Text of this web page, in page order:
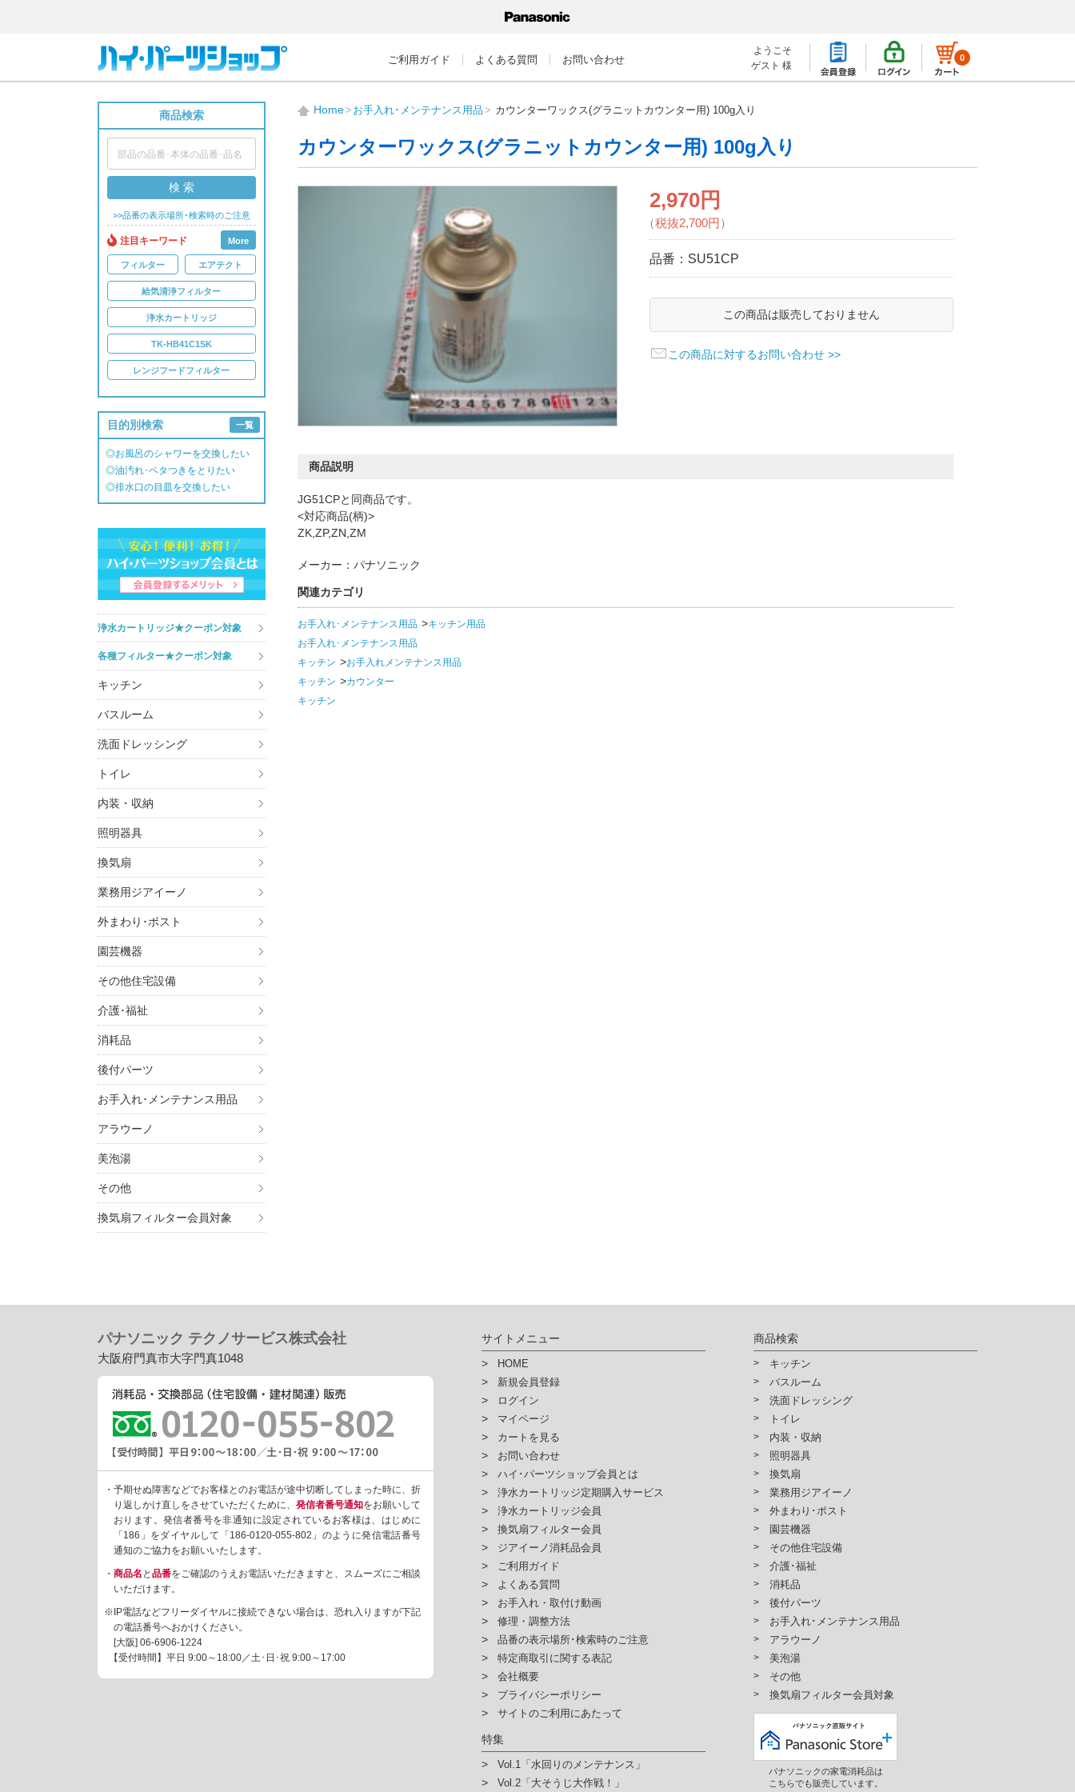
ご利用ガイド よくある質問 お問い合わせ
ようこそ
ゲスト 様
0
商品検索
検 索
>>品番の表示場所･検索時のご注意
注目キーワード More
フィルター エアテクト
給気清浄フィルター
浄水カートリッジ
TK-HB41C1SK
レンジフードフィルター
目的別検索 一覧
◎お風呂のシャワーを交換したい
◎油汚れ･ベタつきをとりたい
◎排水口の目皿を交換したい
浄水カートリッジ★クーポン対象
各種フィルター★クーポン対象
キッチン
バスルーム
洗面ドレッシング
トイレ
内装・収納
照明器具
換気扇
業務用ジアイーノ
外まわり･ポスト
園芸機器
その他住宅設備
介護･福祉
消耗品
後付パーツ
お手入れ･メンテナンス用品
アラウーノ
美泡湯
その他
換気扇フィルター会員対象
Home お手入れ･メンテナンス用品 カウンターワックス(グラニットカウンター用) 100g入り
カウンターワックス(グラニットカウンター用) 100g入り
2,970円
（税抜2,700円）
品番： SU51CP
この商品は販売しておりません
この商品に対するお問い合わせ >>
商品説明
JG51CPと同商品です。
<対応商品(柄)>
ZK,ZP,ZN,ZM
メーカー：パナソニック
関連カテゴリ
お手入れ･メンテナンス用品
キッチン用品
お手入れ･メンテナンス用品
キッチン
お手入れメンテナンス用品
キッチン
カウンター
キッチン
パナソニック テクノサービス株式会社
大阪府門真市大字門真1048
・予期せぬ障害などでお客様とのお電話が途中切断してしまった時に、折
り返しかけ直しをさせていただくために、 発信者番号通知をお願いして
おります。発信者番号を非通知に設定されているお客様は、はじめに
「186」をダイヤルして「186-0120-055-802」のように発信電話番号
通知のご協力をお願いいたします。
・ 商品名 と 品番をご確認のうえお電話いただきますと、スムーズにご相談
いただけます。
※IP電話などフリーダイヤルに接続できない場合は、恐れ入りますが下記
の電話番号へおかけください。
[大阪] 06-6906-1224
【受付時間】平日 9:00～18:00／土･日･祝 9:00～17:00
サイトメニュー
HOME
新規会員登録
ログイン
マイページ
カートを見る
お問い合わせ
ハイ･パーツショップ会員とは
浄水カートリッジ定期購入サービス
浄水カートリッジ会員
換気扇フィルター会員
ジアイーノ消耗品会員
ご利用ガイド
よくある質問
お手入れ・取付け動画
修理・調整方法
品番の表示場所･検索時のご注意
特定商取引に関する表記
会社概要
プライバシーポリシー
サイトのご利用にあたって
特集
Vol.1「水回りのメンテナンス」
Vol.2「大そうじ大作戦！」
商品検索
キッチン
バスルーム
洗面ドレッシング
トイレ
内装・収納
照明器具
換気扇
業務用ジアイーノ
外まわり･ポスト
園芸機器
その他住宅設備
介護･福祉
消耗品
後付パーツ
お手入れ･メンテナンス用品
アラウーノ
美泡湯
その他
換気扇フィルター会員対象
パナソニックの家電消耗品は
こちらでも販売しています。